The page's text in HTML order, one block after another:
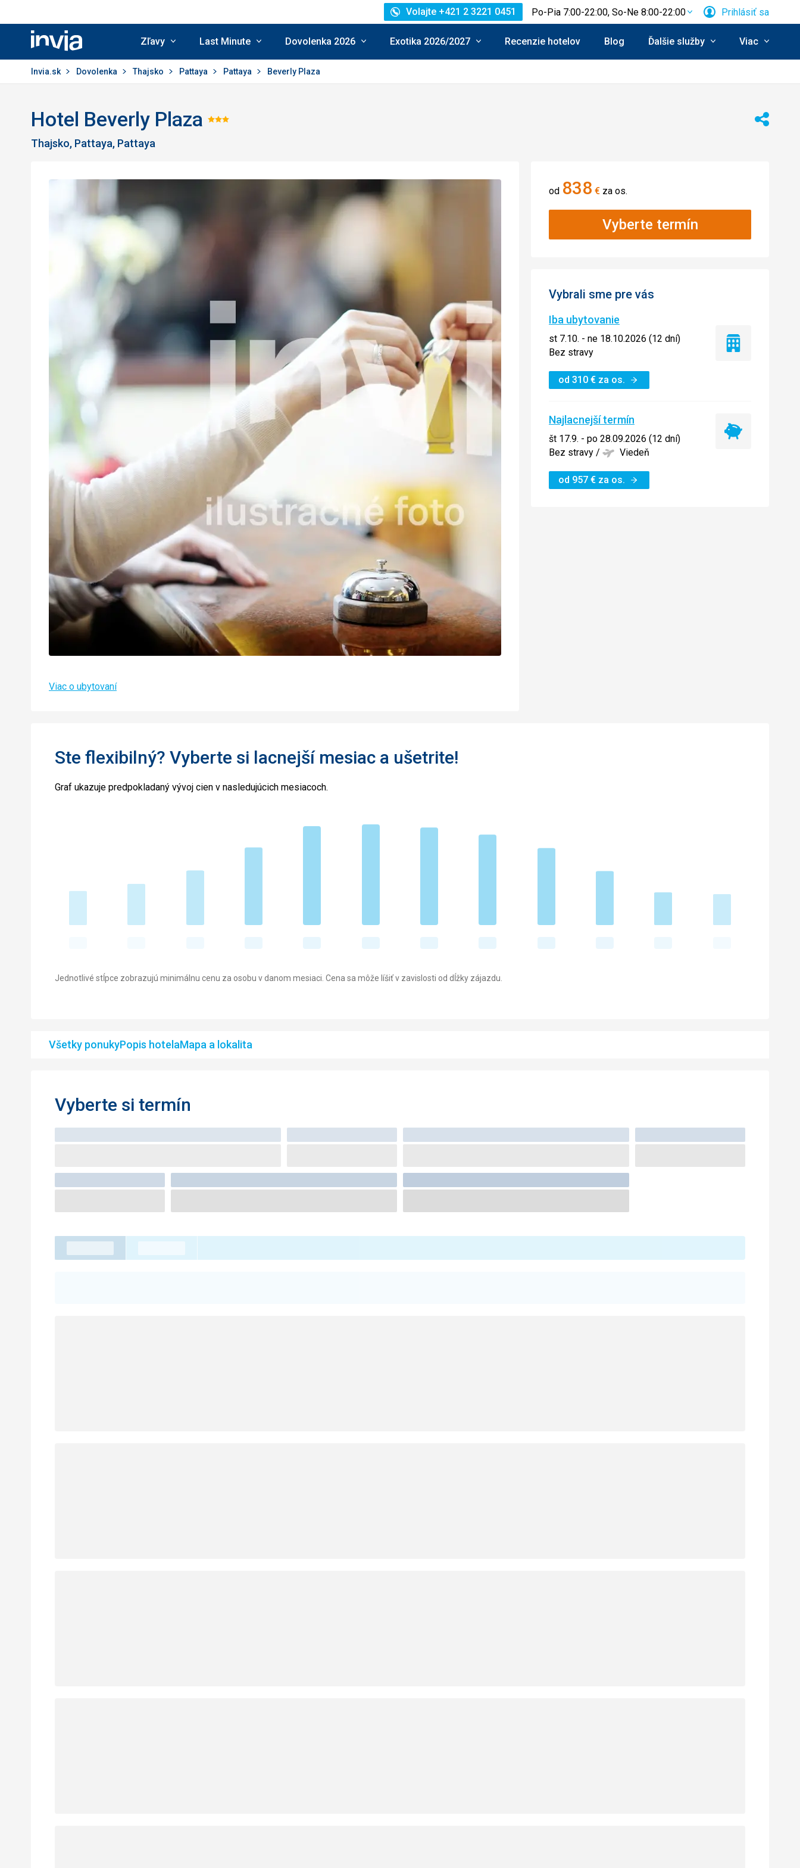
Invia.sk
Volajte +421 2 3221 0451 Po-Pia 7:00-22:00, So-Ne 8:00-22:00 Prihlásiť sa
Zľavy Last Minute Dovolenka 2026 Exotika 2026/2027 Recenzie hotelov Blog Ďalšie služby Viac
Invia.sk Dovolenka Thajsko Pattaya Pattaya Beverly Plaza
Hotel Beverly Plaza Hodnotenie:
Thajsko, Pattaya, Pattaya
Zdieľať
Viac o ubytovaní
od 838 € za os.
Vyberte termín
Vybrali sme pre vás
Iba ubytovanie
st 7.10. - ne 18.10.2026 (12 dní)
Bez stravy
od 310 € za os.
Iba
Najlacnejší termín
št 17.9. - po 28.09.2026 (12 dní)
Bez stravy / Viedeň
od 957 € za os.
Najlacnejší
Ste flexibilný? Vyberte si lacnejší mesiac a ušetrite!
Graf ukazuje predpokladaný vývoj cien v nasledujúcich mesiacoch.
Jednotlivé stĺpce zobrazujú minimálnu cenu za osobu v danom mesiaci. Cena sa môže líšiť v zavislosti od dĺžky zájazdu.
Všetky ponukyPopis hotelaMapa a lokalita
Vyberte si termín